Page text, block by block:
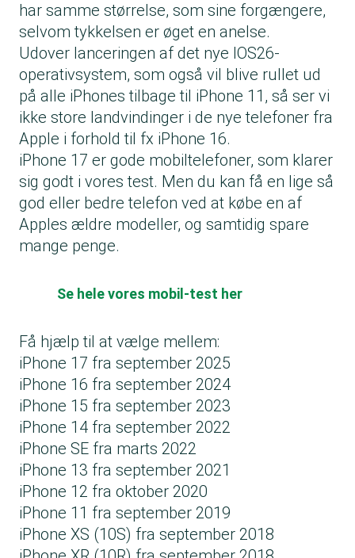
har samme størrelse, som sine forgængere,
selvom tykkelsen er øget en anelse.
Udover lanceringen af det nye IOS26-
operativsystem, som også vil blive rullet ud
på alle iPhones tilbage til iPhone 11, så ser vi
ikke store landvindinger i de nye telefoner fra
Apple i forhold til fx iPhone 16.
iPhone 17 er gode mobiltelefoner, som klarer
sig godt i vores test. Men du kan få en lige så
god eller bedre telefon ved at købe en af
Apples ældre modeller, og samtidig spare
mange penge.
Se hele vores mobil-test her
Få hjælp til at vælge mellem:
iPhone 17 fra september 2025
iPhone 16 fra september 2024
iPhone 15 fra september 2023
iPhone 14 fra september 2022
iPhone SE fra marts 2022
iPhone 13 fra september 2021
iPhone 12 fra oktober 2020
iPhone 11 fra september 2019
iPhone XS (10S) fra september 2018